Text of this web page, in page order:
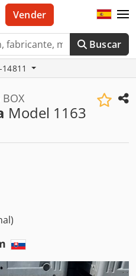
Buscar
Vender
Model 1163